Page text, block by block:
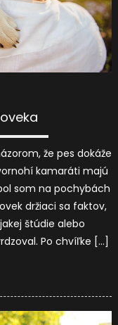
že pes dokáže
kamaráti majú
som na pochybách
držiaci sa faktov,
štúdie alebo
Po chvíľke […]